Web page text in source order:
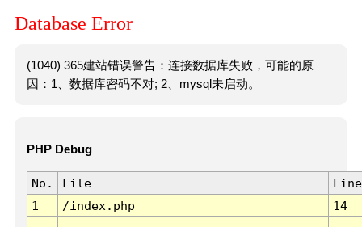
Database Error
(1040) 365建站错误警告：连接数据库失败，可能的原
因：1、数据库密码不对; 2、mysql未启动。
PHP Debug
No. File
Line
1
/index.php 14